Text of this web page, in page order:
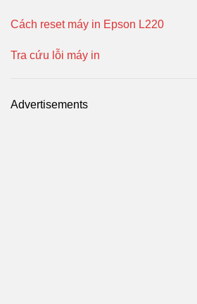
Cách reset máy in Epson L220
Tra cứu lỗi máy in
Advertisements